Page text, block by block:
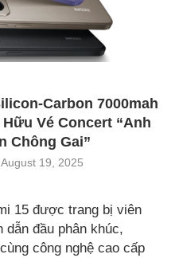
Carbon 7000mah
Vé Concert “Anh
Chông Gai”
August 19, 2025
15 được trang bị viên
dẫn đầu phân khúc,
công nghệ cao cấp